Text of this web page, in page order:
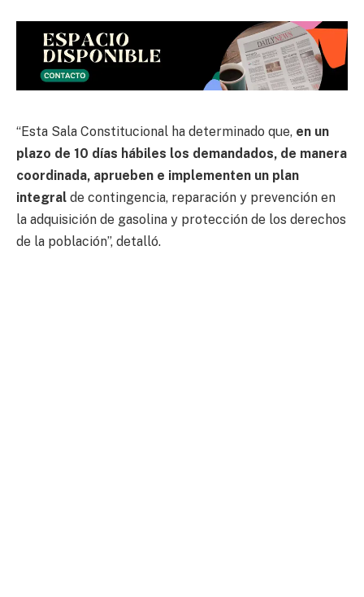
“Esta Sala Constitucional ha determinado que, en un
plazo de 10 días hábiles los demandados, de manera
coordinada, aprueben e implementen un plan
integral de contingencia, reparación y prevención en
la adquisición de gasolina y protección de los derechos
de la población”, detalló.